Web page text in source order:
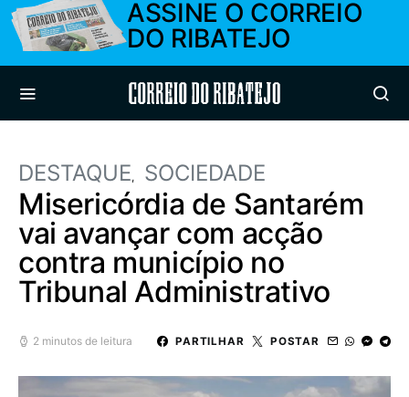
ASSINE O CORREIO
DO RIBATEJO
Correio do Ribatejo
DESTAQUE SOCIEDADE
Misericórdia de Santarém
vai avançar com acção
contra município no
Tribunal Administrativo
2 minutos de leitura PARTILHAR POSTAR